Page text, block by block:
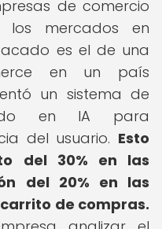
de comercio
los mercados en
es el de una
en un país
un sistema de
en IA para
del usuario. Esto
del 30% en las
del 20% en las
de compras.